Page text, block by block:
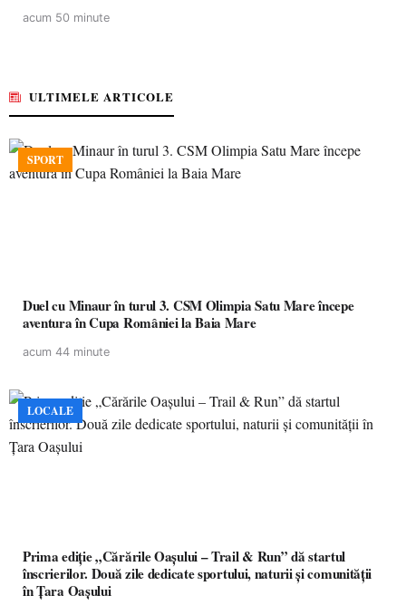
acum 50 minute
ULTIMELE ARTICOLE
SPORT
Duel cu Minaur în turul 3. CSM Olimpia Satu Mare începe
aventura în Cupa României la Baia Mare
acum 44 minute
LOCALE
Prima ediție „Cărările Oașului – Trail & Run” dă startul
înscrierilor. Două zile dedicate sportului, naturii și comunității
în Țara Oașului